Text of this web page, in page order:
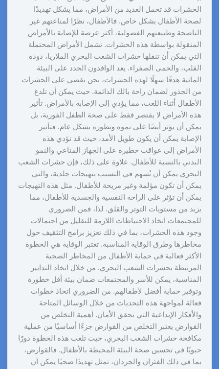
الحشرات قد تحمل العديد من الأمراض، مما يشكل تهديدًا
لصحة الأطفال بشكل خاص. فالأطفال، نظرًا لمناعتهم غير
الناضجة وطبيعتهم الفضولية، أكثر عرضة للإصابة بالأمراض
المنقولة بواسطة هذه الحشرات. تشمل الأمراض المحتملة
التي يمكن أن تنقلها حشرات الشعب البحري الملاريا، دودة
القلب، والحمى الصفراء. يعد الوافدون الجدد على البيئة
المائية هدفًا سهلًا لهذه الحشرات، نحن نقضي على الحشرات
من الجذور لضمان راحة بالك الدائمة. حيث يمكن أن تلدغ
الأطفال أثناء اللعب، مما يؤدي إلى الإصابة بالأمراض. تأثير
هذه الأمراض لا يقتصر فقط على صحة الطفل الفورية، بل
يمكن أن يؤثر أيضًا على نموه وتطوره بشكل عام. فتأثير
الإصابة يمكن أن يكون طويل الأمد، حيث قد تؤدي هذه
الأمراض إلى عواقب خطيرة على الجهاز المناعي والنمو
البدني بالنسبة للأطفال. علاوة على ذلك، فإن حشرات الشعب
البحري يمكن أن تُسهم في التسبب بتهيجات جلدية، والتي
يمكن أن تكون مؤلمة وغير مريحة للأطفال. مثل هذه التهيجات
يمكن أن تؤثر على الراحة النفسية والجسدية للأطفال، مما
يزيد من مستويات التوتر والقلق. لذا، فمن الضروري
للمجتمعات اتخاذ الاحتياطات اللازمة للتقليل من احتمالات
وجود هذه الحشرات، بما في ذلك تعزيز برامج التثقيف حول
مخاطرها وطرق الوقاية المناسبة. تعتبر الوقاية هي الخطوة
الأكثر فعالية في حماية الأطفال من المخاطر الصحية
المرتبطة بحشرات الشعب البحري. من خلال اتخاذ التدابير
المناسبة، يمكن للأسر والمجتمعات ضمان بيئة أقل خطورة
وتوفير حماية أفضل لأطفالهم. من الضروري اتخاذ خطوات
فعالة لمواجهة هذه التحديات من خلال الوسائل المتاحة
والأفكار الإبداعية التي تحقق الأمان. أهمية التخلص من
القوارض يعتبر التخلص من القوارض جزءًا أساسيًا من عملية
مكافحة حشرات الشعب البحري، حيث تلعب هذه الخطوة دورًا
حيويًا في تحسين صحة البيئة المحيطة بالأطفال. فالقوارض،
بما في ذلك الفئران والجرذان، تمثل تهديدًا صحيًا يمكن أن